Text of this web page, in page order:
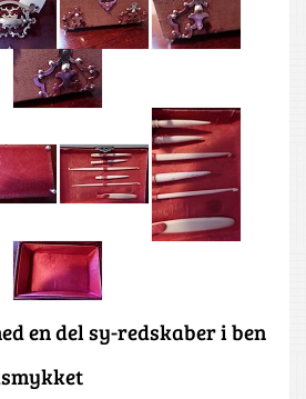
en del sy-redskaber i ben